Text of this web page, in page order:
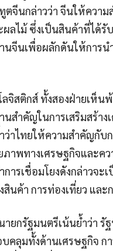
จีนกล่าวว่า จีนให้ควา
ผลไม้ ซึ่งเป็นสินค้าที่ได้
จีนเพื่อผลักดันให้การน
จิสติกส์ ทั้งสองฝ่ายเห็น
นสำคัญในการเสริมสร้
ว่าไทยให้ความสำคัญกั
าพทางเศรษฐกิจและค
ารเชื่อมโยงดังกล่าวจ
นค้า การท่องเที่ยว แล
ยกรัฐมนตรีเน้นย้ำว่า รั
คลุมทั้งด้านเศรษฐกิจ ก